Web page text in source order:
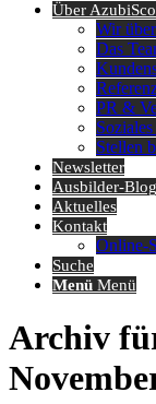
Über
Wir
Das
PR &
Stellen
Newsletter
Ausbilder-Blog
Aktuelles
Kontakt
Online-
Suche
Menü Menü
Archiv